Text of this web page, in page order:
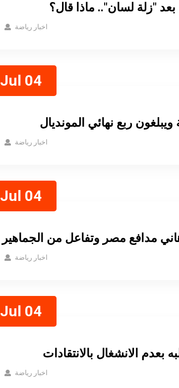
بعد "زلة لسان".. ماذا قال؟
اخبار رياضة
Jul 04
ربع نهائي المونديال
اخبار رياضة
Jul 04
مدافع مصر وتفاعل من الجماهير
اخبار رياضة
Jul 04
الانشغال بالانتقادات
اخبار رياضة